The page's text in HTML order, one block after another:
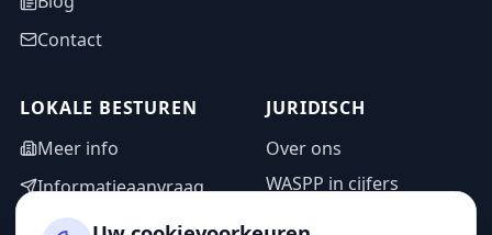
Contact
LOKALE BESTUREN
Meer info
Informatieaanvraag
Adminzone
JURIDISCH
Over ons
WASPP in cijfers